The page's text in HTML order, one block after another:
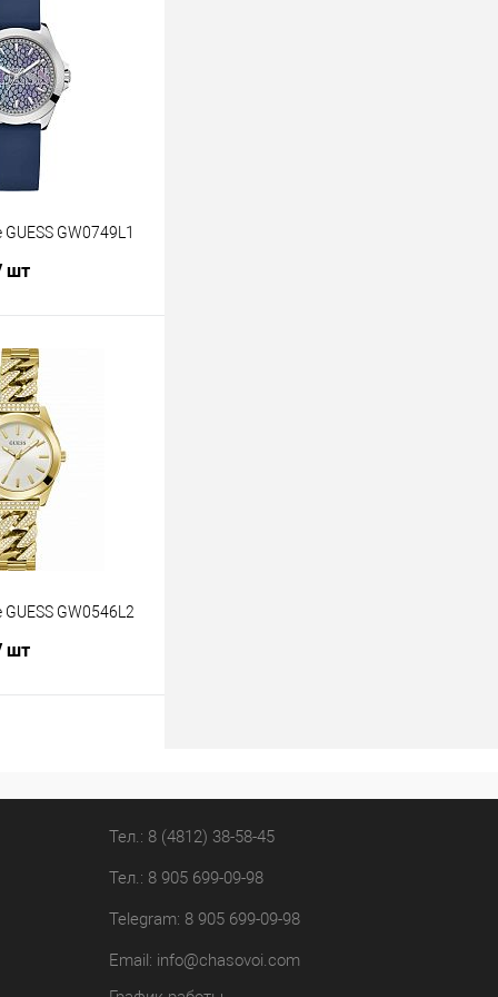
GW0749L1
шт
корзину
В наличии
GW0546L2
шт
К сравнению
В наличииТел.: 8 (4812) 38-58-45
Тел.: 8 905 699-09-98
Telegram: 8 905 699-09-98
Email: info@chasovoi.com